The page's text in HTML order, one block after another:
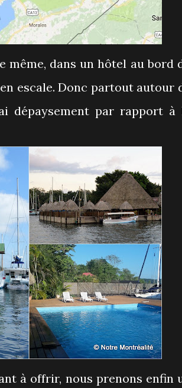
même, dans un hôtel au bord
escale. Donc partout autour
dépaysement par rapport à
à offrir, nous prenons enfin